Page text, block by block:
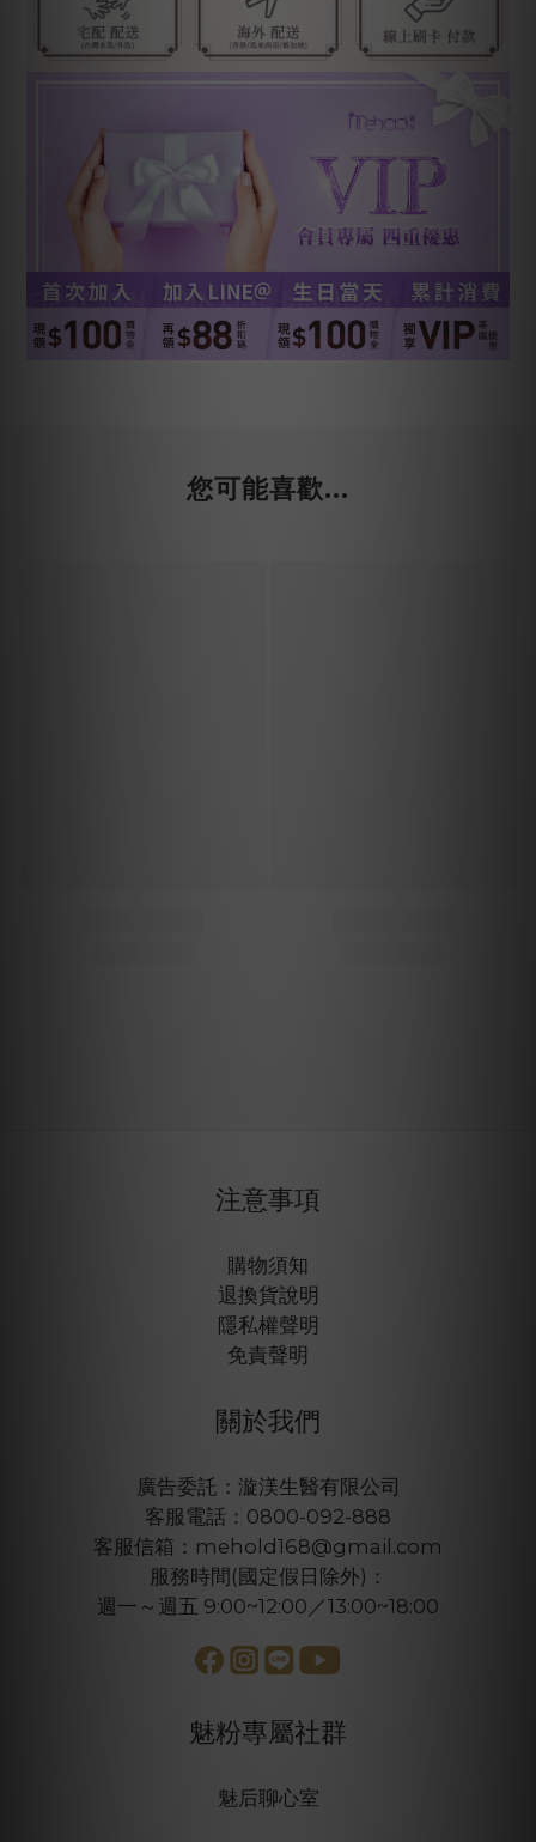
您可能喜歡...
注意事項
購物須知
退換貨說明
隱私權聲明
免責聲明
關於我們
廣告委託：漩渼生醫有限公司
客服電話：0800-092-888
客服信箱：mehold168@gmail.com
服務時間(國定假日除外)：
週一～週五 9:00~12:00／13:00~18:00
魅粉專屬社群
魅后聊心室